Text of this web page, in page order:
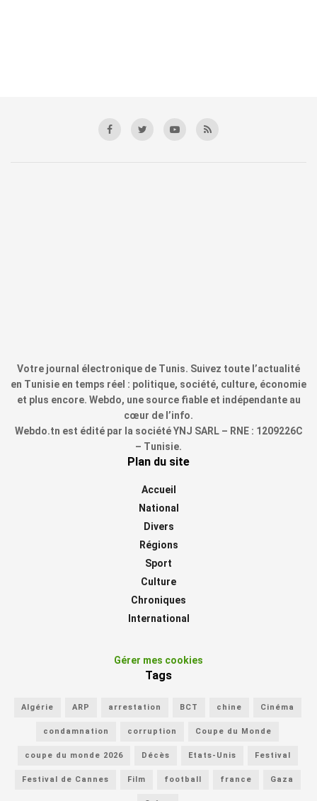
Votre journal électronique de Tunis. Suivez toute l’actualité
en Tunisie en temps réel : politique, société, culture, économie
et plus encore. Webdo, une source fiable et indépendante au
cœur de l’info.
Webdo.tn est édité par la société YNJ SARL – RNE : 1209226C
– Tunisie.
Plan du site
Accueil
National
Divers
Régions
Sport
Culture
Chroniques
International
Gérer mes cookies
Tags
Algérie ARP arrestation BCT chine Cinéma
condamnation corruption Coupe du Monde
coupe du monde 2026 Décès Etats-Unis Festival
Festival de Cannes Film football france Gaza